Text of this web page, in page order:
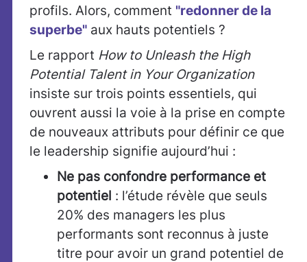
profils. Alors, comment "redonner de la
superbe" aux hauts potentiels ?
Le rapport How to Unleash the High
Potential Talent in Your Organization
insiste sur trois points essentiels, qui
ouvrent aussi la voie à la prise en compte
de nouveaux attributs pour définir ce que
le leadership signifie aujourd’hui :
Ne pas confondre performance et
potentiel : l’étude révèle que seuls
20% des managers les plus
performants sont reconnus à juste
titre pour avoir un grand potentiel de